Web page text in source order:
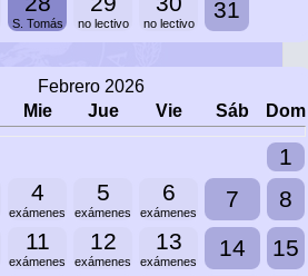
S. Tomás no lectivo no lectivo
31
Febrero 2026
Mie Jue Vie Sáb Dom
1
4
exámenes
5
exámenes
6
exámenes
7
8
11
exámenes
12
exámenes
13
exámenes
14
15